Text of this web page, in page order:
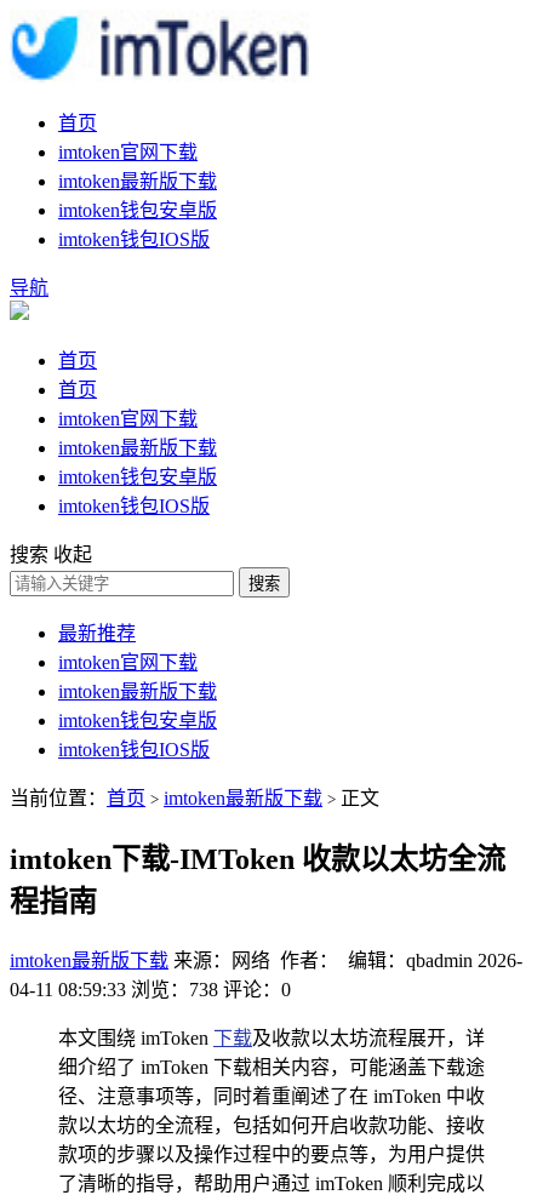
首页
imtoken官网下载
imtoken最新版下载
imtoken钱包安卓版
imtoken钱包IOS版
导航
首页
首页
imtoken官网下载
imtoken最新版下载
imtoken钱包安卓版
imtoken钱包IOS版
搜索 收起
搜索
最新推荐
imtoken官网下载
imtoken最新版下载
imtoken钱包安卓版
imtoken钱包IOS版
当前位置： 首页 > imtoken最新版下载 > 正文
imtoken下载-IMToken 收款以太坊全流
程指南
imtoken最新版下载 来源：网络 作者： 编辑：qbadmin 2026-
04-11 08:59:33 浏览：738 评论：0
本文围绕 imToken 下载及收款以太坊流程展开，详
细介绍了 imToken 下载相关内容，可能涵盖下载途
径、注意事项等，同时着重阐述了在 imToken 中收
款以太坊的全流程，包括如何开启收款功能、接收
款项的步骤以及操作过程中的要点等，为用户提供
了清晰的指导，帮助用户通过 imToken 顺利完成以